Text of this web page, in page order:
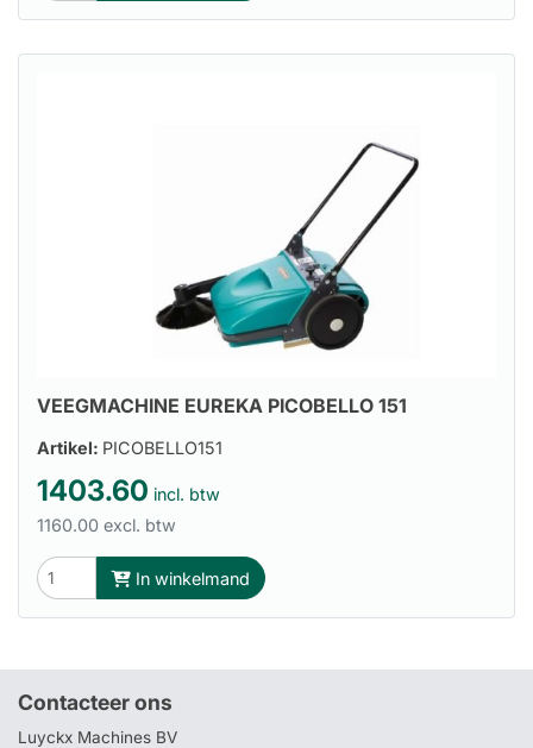
VEEGMACHINE EUREKA PICOBELLO 151
Artikel: PICOBELLO151
1403.60 incl. btw
1160.00 excl. btw
In winkelmand
Contacteer ons
Luyckx Machines BV